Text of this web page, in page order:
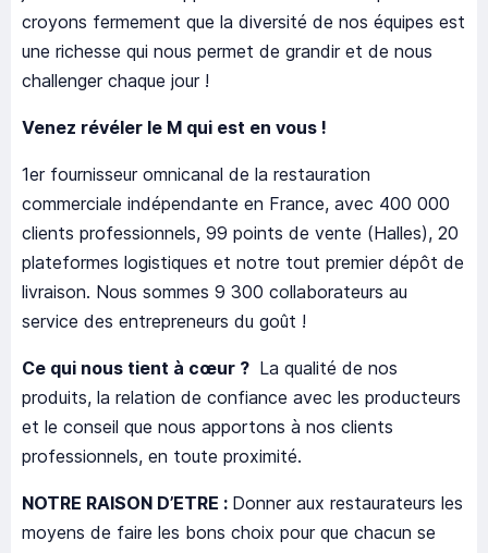
croyons fermement que la diversité de nos équipes est
une richesse qui nous permet de grandir et de nous
challenger chaque jour !
Venez révéler le M qui est en vous !
1er fournisseur omnicanal de la restauration
commerciale indépendante en France, avec 400 000
clients professionnels, 99 points de vente (Halles), 20
plateformes logistiques et notre tout premier dépôt de
livraison. Nous sommes 9 300 collaborateurs au
service des entrepreneurs du goût !
Ce qui nous tient à cœur ? La qualité de nos
produits, la relation de confiance avec les producteurs
et le conseil que nous apportons à nos clients
professionnels, en toute proximité.
NOTRE RAISON D’ETRE : Donner aux restaurateurs les
moyens de faire les bons choix pour que chacun se